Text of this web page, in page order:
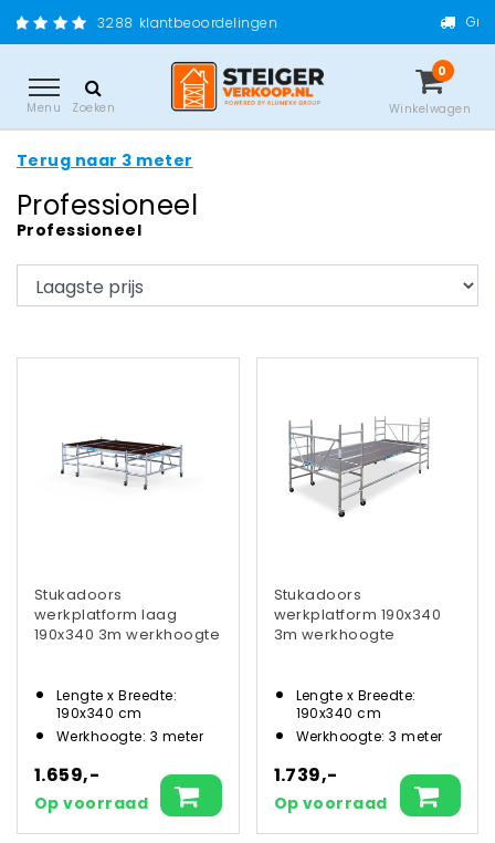
klantbeoordelingen Gratis verzending
Menu Zoeken
0
Winkelwagen
Terug naar 3 meter
Professioneel
Professioneel
Stukadoors
werkplatform laag
190x340 3m werkhoogte
Lengte x Breedte:
190x340 cm
Werkhoogte: 3 meter
1.659,-
Op voorraad
Stukadoors
werkplatform 190x340
3m werkhoogte
Lengte x Breedte:
190x340 cm
Werkhoogte: 3 meter
1.739,-
Op voorraad